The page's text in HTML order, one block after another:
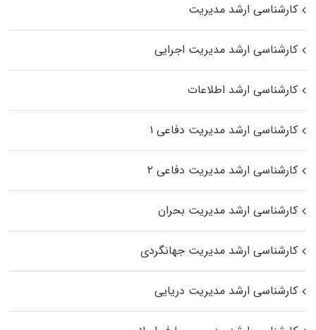
کارشناسی ارشد مدیریت
کارشناسی ارشد مدیریت اجرایی
کارشناسی ارشد اطلاعات
کارشناسی ارشد مدیریت دفاعی ۱
کارشناسی ارشد مدیریت دفاعی ۲
کارشناسی ارشد مدیریت بحران
کارشناسی ارشد مدیریت جهانگردی
کارشناسی ارشد مدیریت دریایی